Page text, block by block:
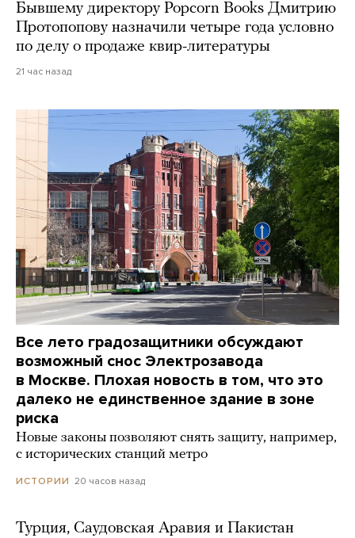
Бывшему директору Popcorn Books Дмитрию
Протопопову назначили четыре года условно
по делу о продаже квир-литературы
21 час назад
Все лето градозащитники обсуждают
возможный снос Электрозавода
в Москве. Плохая новость в том, что это
далеко не единственное здание в зоне
риска
Новые законы позволяют снять защиту, например,
с исторических станций метро
ИСТОРИИ 20 часов назад
Турция, Саудовская Аравия и Пакистан